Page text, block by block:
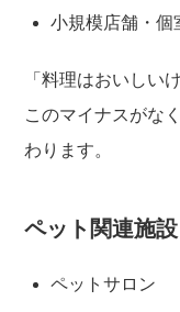
小規模店舗・個
「料理はおいしい
このマイナスがな
わります。
ペット関連施設
ペットサロン